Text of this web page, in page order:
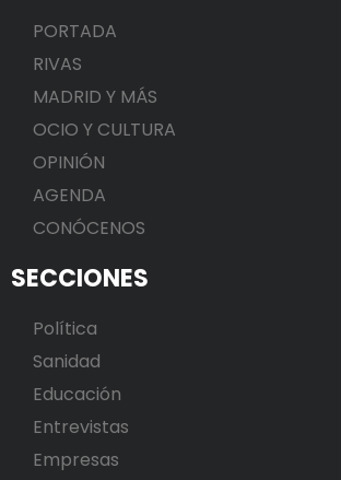
PORTADA
RIVAS
MADRID Y MÁS
OCIO Y CULTURA
OPINIÓN
AGENDA
CONÓCENOS
SECCIONES
Política
Sanidad
Educación
Entrevistas
Empresas